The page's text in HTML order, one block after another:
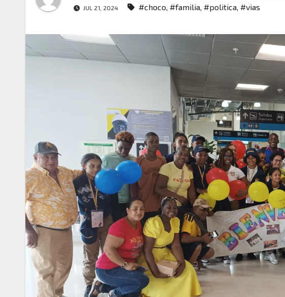
JUL 21, 2024 #choco #familia #politica #vias